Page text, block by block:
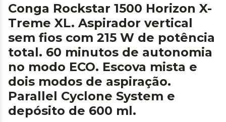
Conga Rockstar 1500 Horizon X-
Treme XL. Aspirador vertical
sem fios com 215 W de potência
total. 60 minutos de autonomia
no modo ECO. Escova mista e
dois modos de aspiração.
Parallel Cyclone System e
depósito de 600 ml.